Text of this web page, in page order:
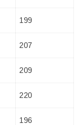
199
207
209
220
196